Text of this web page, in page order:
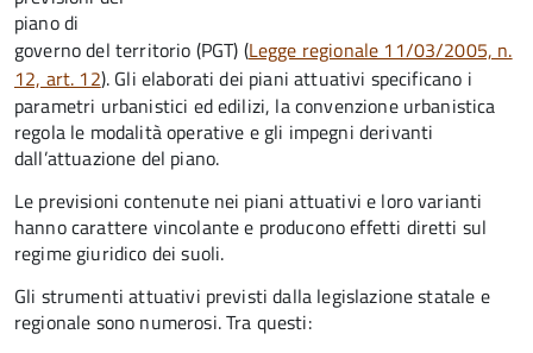
piano di
governo del territorio (PGT) (Legge regionale 11/03/2005, n.
12, art. 12). Gli elaborati dei piani attuativi specificano i
parametri urbanistici ed edilizi, la convenzione urbanistica
regola le modalità operative e gli impegni derivanti
dall’attuazione del piano.
Le previsioni contenute nei piani attuativi e loro varianti
hanno carattere vincolante e producono effetti diretti sul
regime giuridico dei suoli.
Gli strumenti attuativi previsti dalla legislazione statale e
regionale sono numerosi. Tra questi: